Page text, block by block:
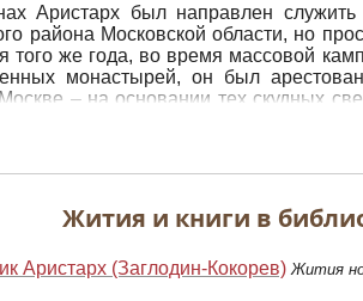
Аристарх был направлен
района Московской области, но
того же года, во время массовой
монастырей, он был
– на основании тех скудных
получить от ранее арестованных. Его
поминовение в церкви
под ним. 7 октября власти снова
с 1908 года по день его
со старыми монахами –
Жития и книги в
Аристарх (Заглодин-Кокорев) Жития